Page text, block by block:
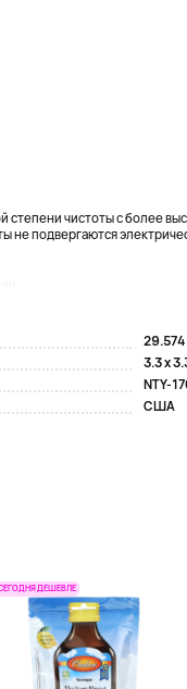
чистоты с более
не подвергаются
29.574
3.3 x
NTY-
США
ДЕШЕВЛЕ